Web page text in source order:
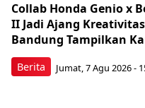
Berita
Collab Honda Genio x
II Jadi Ajang
Bandung Tampilkan
Jumat, 7 Agu 2026 -